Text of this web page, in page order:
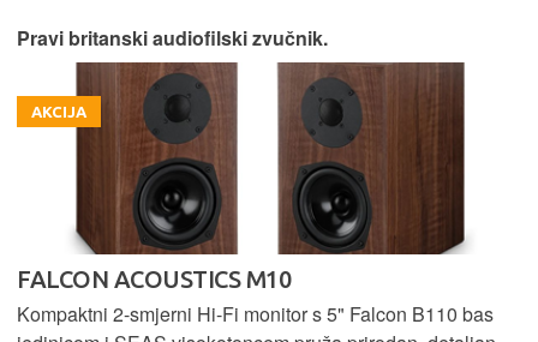
Pravi britanski audiofilski zvučnik.
AKCIJA
FALCON ACOUSTICS M10
Kompaktni 2-smjerni Hi-Fi monitor s 5" Falcon B110 bas